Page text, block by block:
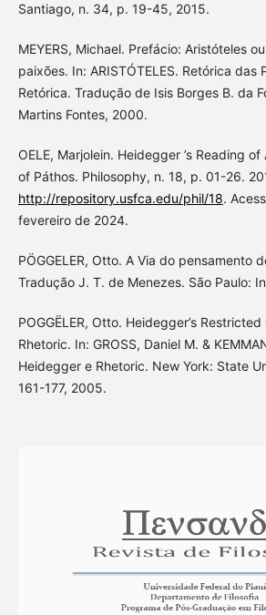
Santiago, n. 34, p. 19-45, 2015.
MEYERS, Michael. Prefácio: Aristóteles
paixões. In: ARISTÓTELES. Retórica das
Retórica. Tradução de Isis Borges B. da
Martins Fontes, 2000.
OELE, Marjolein. Heidegger ’s Reading of
of Páthos. Philosophy, n. 18, p. 01-26.
http://repository.usfca.edu/phil/18.
fevereiro de 2024.
PÖGGELER, Otto. A Via do pensamento
Tradução J. T. de Menezes. São Paulo:
POGGËLER, Otto. Heidegger’s
Rhetoric. In: GROSS, Daniel M. &
Heidegger e Rhetoric. New York: State
161-177, 2005.